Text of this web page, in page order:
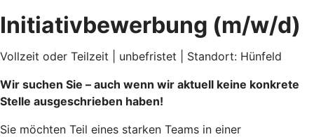
Initiativbewerbung (m/w/d)
Vollzeit oder Teilzeit | unbefristet | Standort: Hünfeld
Wir suchen Sie – auch wenn wir aktuell keine konkrete
Stelle ausgeschrieben haben!
Sie möchten Teil eines starken Teams in einer